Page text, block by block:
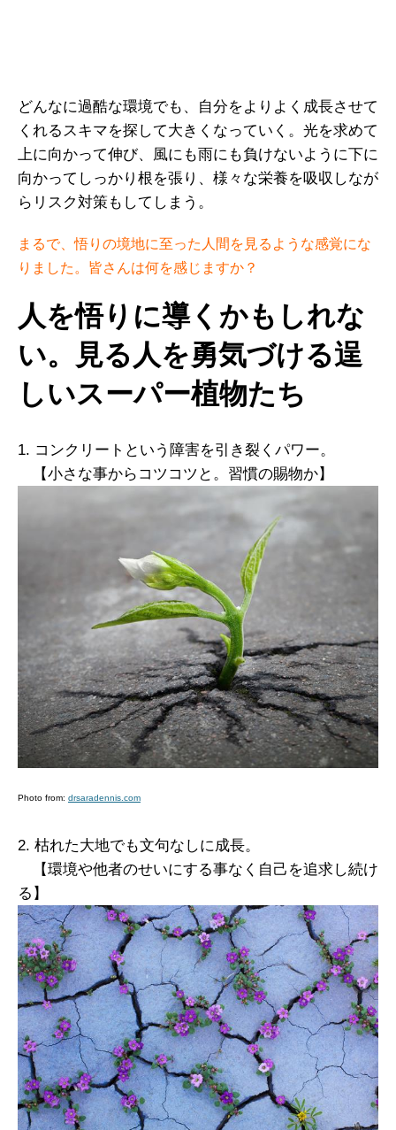
どんなに過酷な環境でも、自分をよりよく成長させて
くれるスキマを探して大きくなっていく。光を求めて
上に向かって伸び、風にも雨にも負けないように下に
向かってしっかり根を張り、様々な栄養を吸収しなが
らリスク対策もしてしまう。
まるで、悟りの境地に至った人間を見るような感覚にな
りました。皆さんは何を感じますか？
人を悟りに導くかもしれな
い。見る人を勇気づける逞
しいスーパー植物たち
1. コンクリートという障害を引き裂くパワー。
【小さな事からコツコツと。習慣の賜物か】
Photo from: drsaradennis.com
2. 枯れた大地でも文句なしに成長。
【環境や他者のせいにする事なく自己を追求し続け
る】